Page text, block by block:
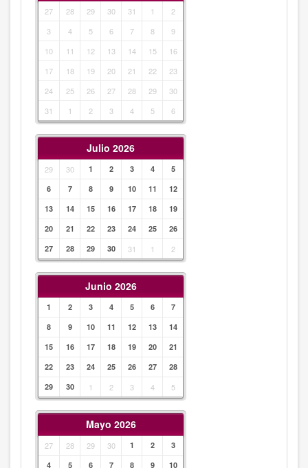
27 28 29 30 31 1
2
3
4 5 6 7 8
9
10
11 12 13 14 15
16
17
18 19 20 21 22
23
24
25 26 27 28 29
30
31
1 2 3 4 5 6
Julio 2026
29 30 1 2 3 4
5
6
7 8 9 10 11
12
13
14 15 16 17 18
19
20
21 22 23 24 25
26
27
28 29 30 31 1 2
Junio 2026
1 2 3 4 5 6
7
8
9 10 11 12 13
14
15
16 17 18 19 20
21
22
23 24 25 26 27
28
29
30 1 2 3 4 5
Mayo 2026
27 28 29 30 1 2
3
4
5 6 7 8 9
10